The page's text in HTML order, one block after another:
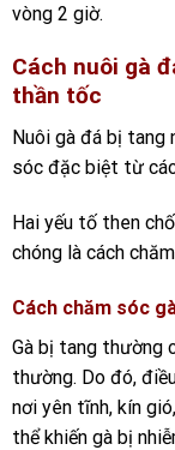
vòng 2 giờ.
Cách nuôi gà
thần tốc
Nuôi gà đá bị tang
sóc đặc biệt từ
Hai yếu tố then
chóng là cách
Cách chăm sóc
Gà bị tang thường
thường. Do đó,
nơi yên tĩnh, kín
thể khiến gà bị